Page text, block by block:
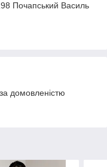
Почапський Василь
домовленістю